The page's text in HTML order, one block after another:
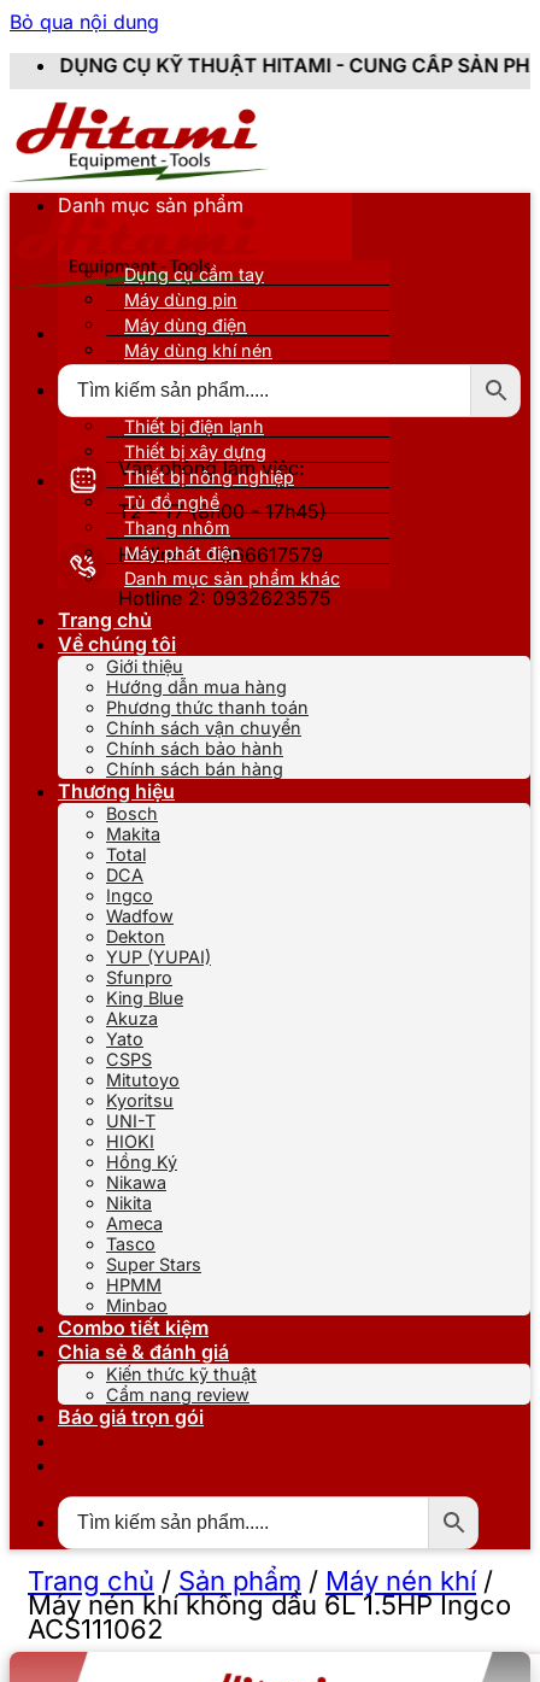
Bỏ qua nội dung
HITAMI - CUNG CẤP SẢN PHẨM CHÍNH HÃNG,
Văn phòng làm việc:
T2 - T7 (8h00 - 17h45)
Hotline 1: 0866617579
Hotline 2: 0932623575
Danh mục sản phẩm
Dụng cụ cầm tay
Máy dùng pin
Máy dùng điện
Máy dùng khí nén
Thiết bị nâng đỡ
Thiết bị điện lạnh
Thiết bị xây dựng
Thiết bị nông nghiệp
Tủ đồ nghề
Thang nhôm
Máy phát điện
Danh mục sản phẩm khác
Trang chủ
Về chúng tôi
Giới thiệu
Hướng dẫn mua hàng
Phương thức thanh toán
Chính sách vận chuyển
Chính sách bảo hành
Chính sách bán hàng
Thương hiệu
Bosch
Makita
Total
DCA
Ingco
Wadfow
Dekton
YUP (YUPAI)
Sfunpro
King Blue
Akuza
Yato
CSPS
Mitutoyo
Kyoritsu
UNI-T
HIOKI
Hồng Ký
Nikawa
Nikita
Ameca
Tasco
Super Stars
HPMM
Minbao
Combo tiết kiệm
Chia sẻ & đánh giá
Kiến thức kỹ thuật
Cẩm nang review
Báo giá trọn gói
Trang chủ / Sản phẩm / Máy nén khí/
Máy nén khí không dầu 6L 1.5HP Ingco
ACS111062